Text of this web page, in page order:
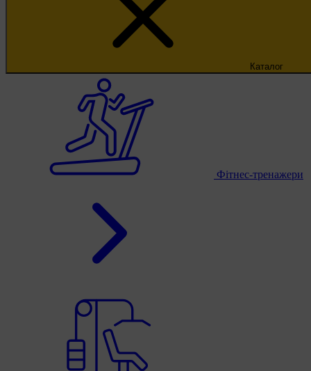
Каталог
Фітнес-тренажери